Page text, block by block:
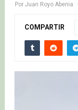
Por Juan Royo Abenia
COMPARTIR